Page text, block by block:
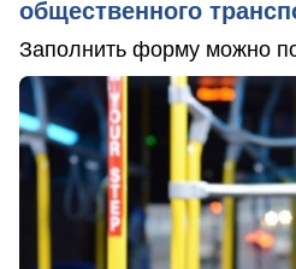
общественного
Заполнить форму можно